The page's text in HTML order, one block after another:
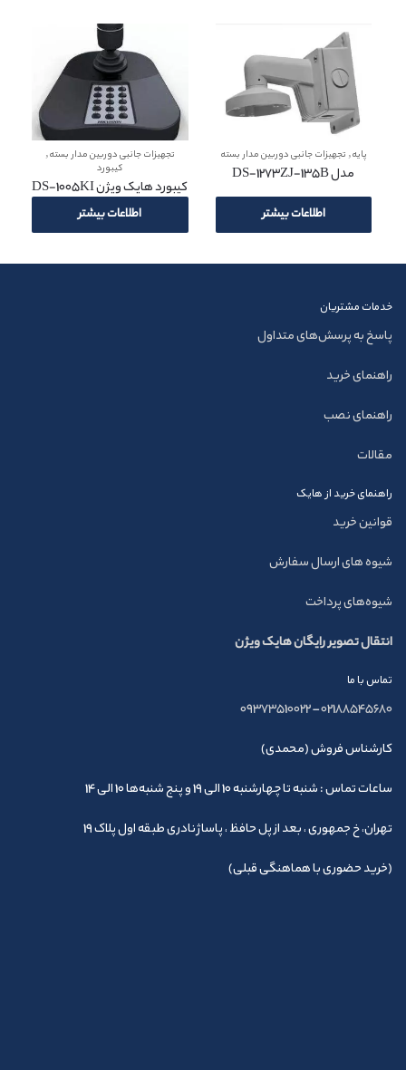
پایه,تجهیزات جانبی دوربین مدار بسته
مدل DS-1273ZJ-135B
اطلاعات بیشتر
تجهیزات جانبی دوربین مدار بسته,
کیبورد
کیبورد هایک ویژن DS-1005KI
اطلاعات بیشتر
خدمات مشتریان
پاسخ به پرسش‌های متداول
راهنمای خرید
راهنمای نصب
مقالات
راهنمای خرید از هایک
قوانین خرید
شیوه های ارسال سفارش
شیوه‌های پرداخت
انتقال تصویر رایگان هایک ویژن
تماس با ما
02188545680
–
09373510022
کارشناس فروش (محمدی)
ساعات تماس : شنبه تا چهارشنبه 10 الی 19 و پنج شنبه‌ها 10 الی 14
تهران، خ جمهوری ، بعد از پل حافظ ، پاساژ نادری طبقه اول پلاک 19
(خرید حضوری با هماهنگی قبلی)